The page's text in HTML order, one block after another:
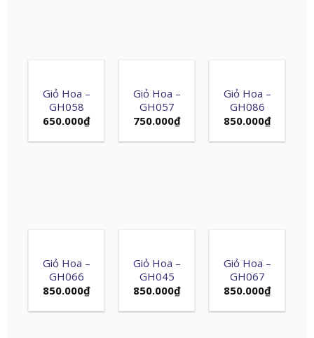
Giỏ Hoa –
GH058
650.000₫
Giỏ Hoa –
GH057
750.000₫
Giỏ Hoa –
GH086
850.000₫
Giỏ Hoa –
GH066
850.000₫
Giỏ Hoa –
GH045
850.000₫
Giỏ Hoa –
GH067
850.000₫